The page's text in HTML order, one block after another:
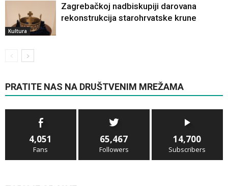
Kultura
Zagrebačkoj nadbiskupiji darovana
rekonstrukcija starohrvatske krune
PRATITE NAS NA DRUŠTVENIM MREŽAMA
4,051
Fans
65,467
Followers
14,700
Subscribers